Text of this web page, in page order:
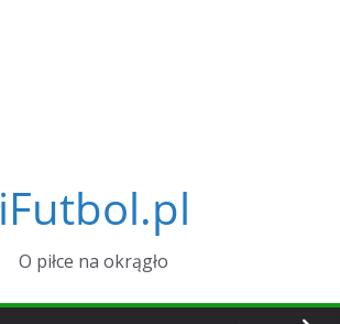
iFutbol.pl
O piłce na okrągło